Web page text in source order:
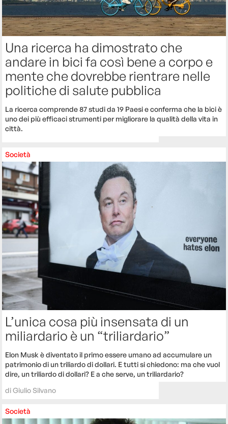
Una ricerca ha dimostrato che
andare in bici fa così bene a corpo e
mente che dovrebbe rientrare nelle
politiche di salute pubblica
La ricerca comprende 87 studi da 19 Paesi e conferma che la bici è
uno dei più efficaci strumenti per migliorare la qualità della vita in
città.
Società
L’unica cosa più insensata di un
miliardario è un “triliardario”
Elon Musk è diventato il primo essere umano ad accumulare un
patrimonio di un triliardo di dollari. E tutti si chiedono: ma che vuol
dire, un triliardo di dollari? E a che serve, un triliardario?
diGiulio Silvano
Società